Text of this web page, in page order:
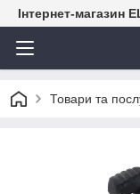
Інтернет-магазин
Товари та